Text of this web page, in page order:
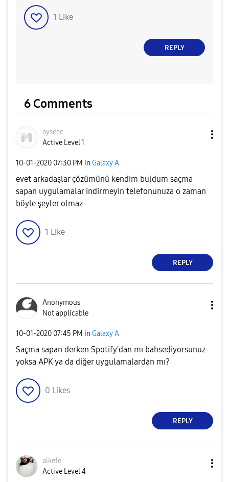
1 Like
REPLY
6 Comments
ayseee
Active Level 1
‎10-01-2020 07:30 PM in Galaxy A
evet arkadaşlar çözümünü kendim buldum saçma
sapan uygulamalar indirmeyin telefonunuza o zaman
böyle şeyler olmaz
1 Like
REPLY
Anonymous
Not applicable
‎10-01-2020 07:45 PM in Galaxy A
Saçma sapan derken Spotify'dan mı bahsediyorsunuz
yoksa APK ya da diğer uygulamalardan mı?
0 Likes
REPLY
alkefe
Active Level 4